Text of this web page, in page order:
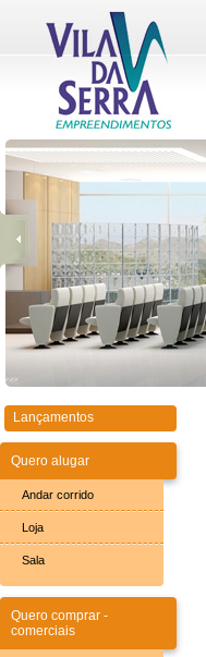
Lançamentos
Quero alugar
Andar corrido
Loja
Sala
Quero comprar -
comerciais